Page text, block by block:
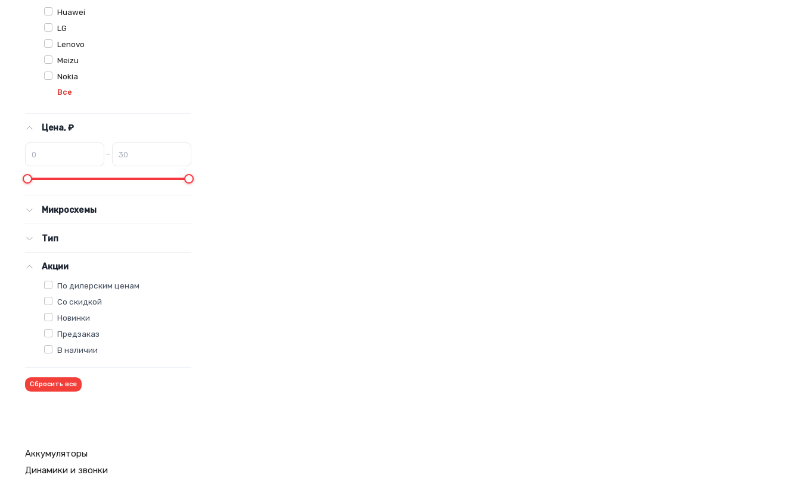
Huawei
LG
Lenovo
Meizu
Nokia
Все
Цена, ₽
–
Микросхемы
Тип
Акции
По дилерским ценам
Со скидкой
Новинки
Предзаказ
В наличии
Сбросить все
Аккумуляторы
Динамики и звонки